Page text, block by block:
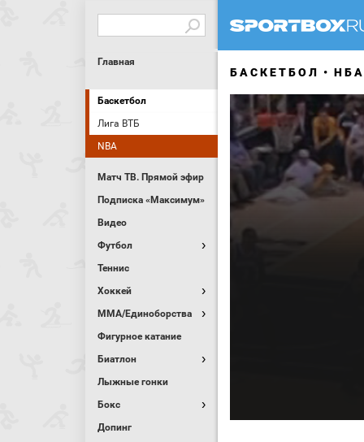
Главная
Баскетбол
Лига ВТБ
NBA
Матч ТВ. Прямой эфир
Подписка «Максимум»
Видео
Футбол
Теннис
Хоккей
MMA/Единоборства
Фигурное катание
Биатлон
Лыжные гонки
Бокс
Допинг
БАСКЕТБОЛ НБА